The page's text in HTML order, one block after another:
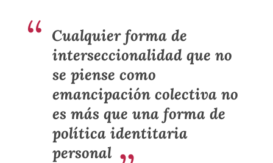
Cualquier forma de
interseccionalidad que no
se piense como
emancipación colectiva no
es más que una forma de
política identitaria
personal